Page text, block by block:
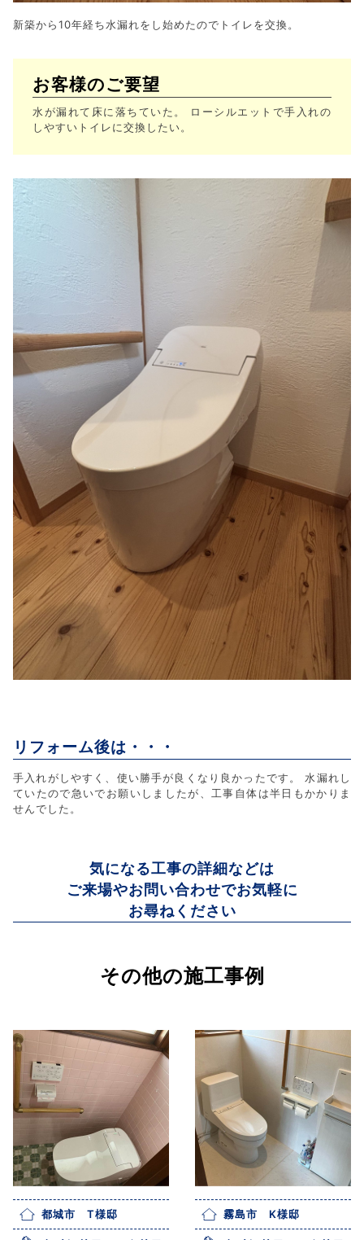
新築から10年経ち水漏れをし始めたのでトイレを交換。
お客様のご要望
水が漏れて床に落ちていた。 ローシルエットで手入れの
しやすいトイレに交換したい。
リフォーム後は・・・
手入れがしやすく、使い勝手が良くなり良かったです。 水漏れし
ていたので急いでお願いしましたが、工事自体は半日もかかりま
せんでした。
気になる工事の詳細などは
ご来場やお問い合わせでお気軽に
お尋ねください
その他の施工事例
都城市 T様邸 霧島市 K様邸